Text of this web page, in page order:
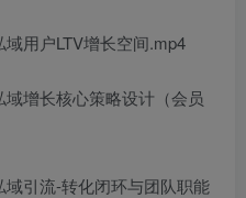
用户LTV增长空间.mp4
增长核心策略设计（会员
引流-转化闭环与团队职能